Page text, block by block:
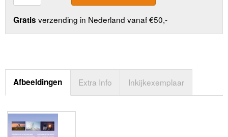
Gratis verzending in Nederland vanaf €50,-
Afbeeldingen Extra Info Inkijkexemplaar